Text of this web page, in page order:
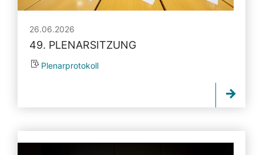
26.06.2026
49. PLENARSITZUNG
Plenarprotokoll